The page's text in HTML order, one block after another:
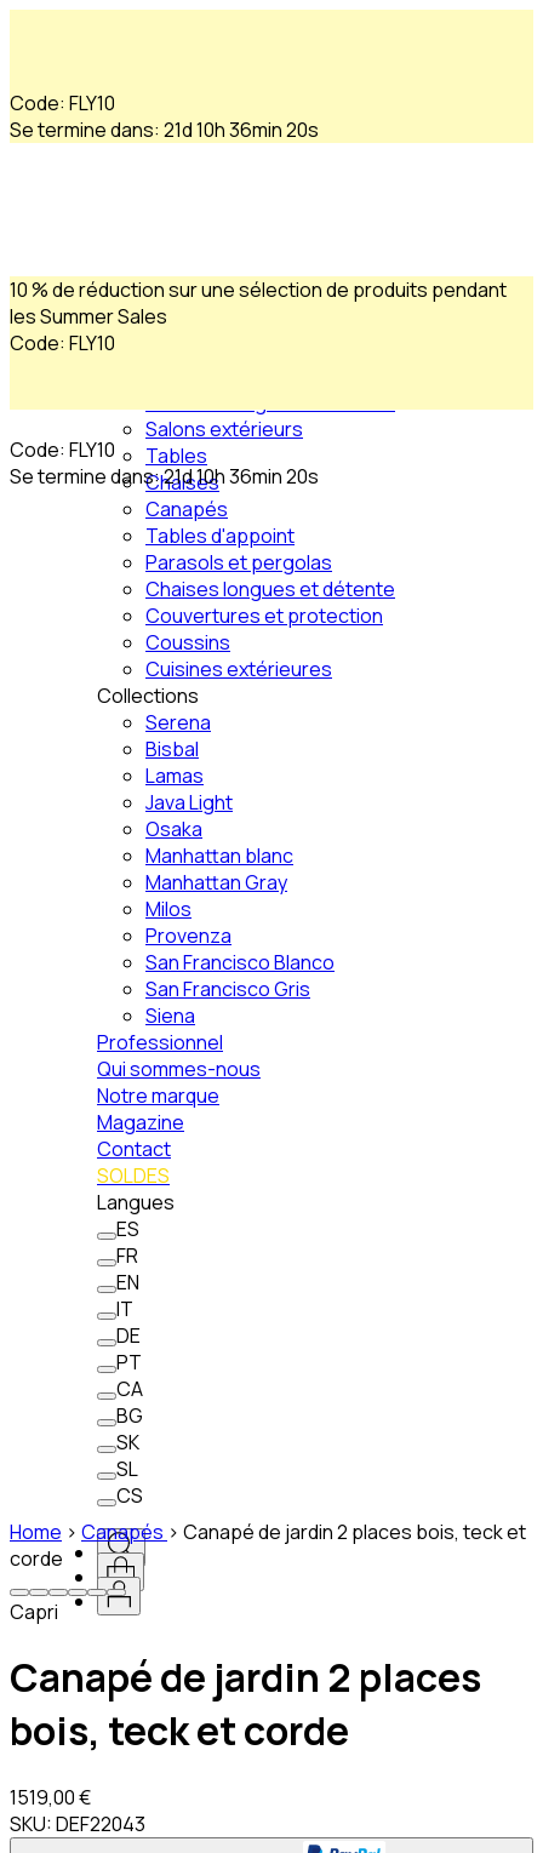
Code: FLY10
Se termine dans: 21d10h 36min 18s
10 % de réduction sur une sélection de produits pendant
les Summer Sales
Code: FLY10
Code: FLY10
Se termine dans:21d10h 36min 18s
Salons extérieurs
Tables
Chaises
Canapés
Tables d'appoint
Parasols et pergolas
Chaises longues et détente
Couvertures et protection
Coussins
Cuisines extérieures
Collections
Serena
Bisbal
Lamas
Java Light
Osaka
Manhattan blanc
Manhattan Gray
Milos
Provenza
San Francisco Blanco
San Francisco Gris
Siena
Professionnel
Qui sommes-nous
Notre marque
Magazine
Contact
SOLDES
Langues
ES
FR
EN
IT
DE
PT
CA
BG
SK
SL
CS
Home > Canapés > Canapé de jardin 2 places bois, teck et
corde
Capri
Canapé de jardin 2 places
bois, teck et corde
1519,00 €
SKU:DEF22043